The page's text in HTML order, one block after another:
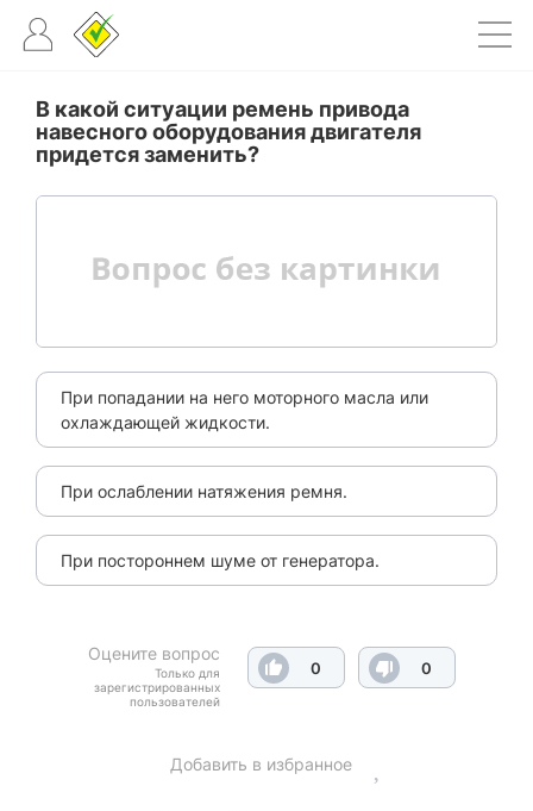
В какой ситуации ремень привода
навесного оборудования двигателя
придется заменить?
При попадании на него моторного масла или
охлаждающей жидкости.
При ослаблении натяжения ремня.
При постороннем шуме от генератора.
Оцените вопрос
Только для
зарегистрированных
пользователей
0 0
Добавить в избранное